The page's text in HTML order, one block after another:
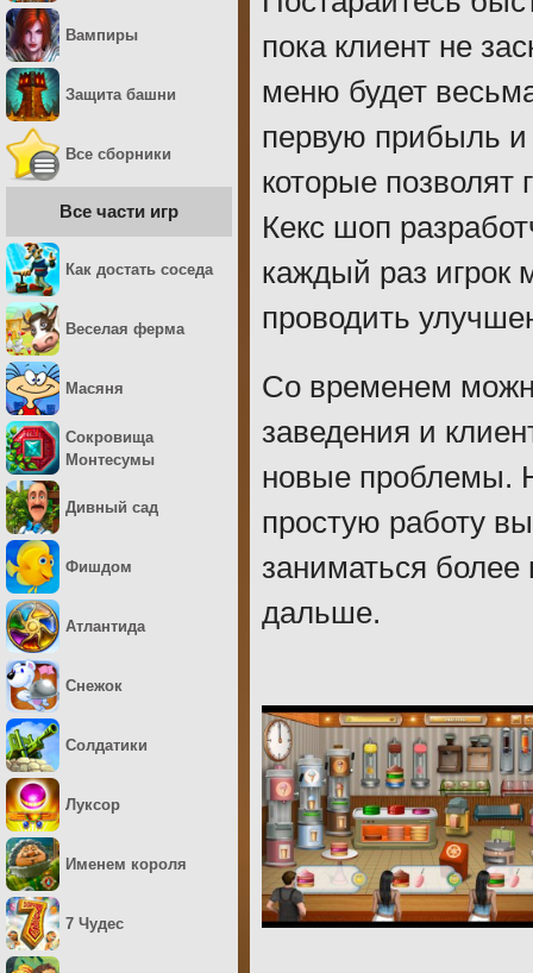
пока клиент не
меню будет
первую прибыль и
которые позволят
Кекс шоп
каждый раз игрок
проводить
Со временем
заведения и
новые проблемы.
простую работу
заниматься
дальше.
Вампиры
Защита башни
Все сборники
Все части игр
Как достать соседа
Веселая ферма
Масяня
Сокровища
Монтесумы
Дивный сад
Фишдом
Атлантида
Снежок
Солдатики
Луксор
Именем короля
7 Чудес